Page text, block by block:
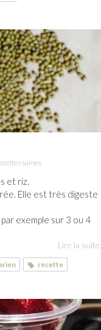
saines
et riz.
Elle est très digeste
exemple sur 3 ou 4
Lire la suite...
recette